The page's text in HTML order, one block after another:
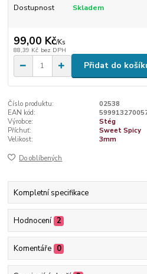
Dostupnost Skladem
99,00 Kč/Ks
88,39 Kč bez DPH
Přidat do
Číslo produktu:
02538
EAN kód:
Výrobce:
Stég
Příchuť:
Sweet Spicy
Velikost:
3mm
Do oblíbených
Kompletní specifikace
Hodnocení 2
Komentáře 0